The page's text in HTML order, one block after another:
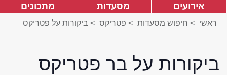
אירועים מסעדות מתכונים
ראשי > חיפוש מסעדות > פטריקס > ביקורות על פטריקס
ביקורות על בר פטריקס